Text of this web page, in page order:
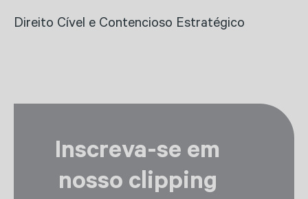
Direito Cível e Contencioso Estratégico
Inscreva-se em
nosso clipping